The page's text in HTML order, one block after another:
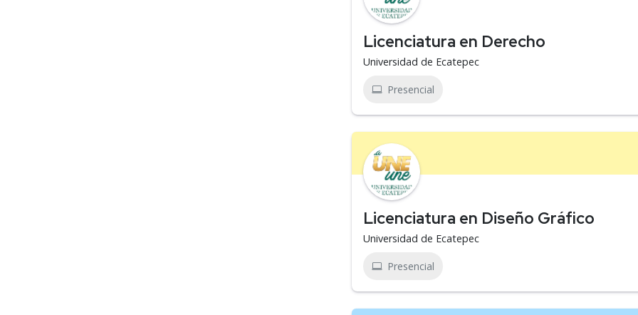
Licenciatura en Derecho
Universidad de Ecatepec
Presencial
Licenciatura en Diseño Gráfico
Universidad de Ecatepec
Presencial